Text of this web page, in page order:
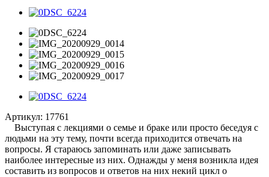
Артикул: 17761
Выступая с лекциями о семье и браке или просто беседуя с
людьми на эту тему, почти всегда приходится отвечать на
вопросы. Я стараюсь запоминать или даже записывать
наиболее интересные из них. Однажды у меня возникла идея
составить из вопросов и ответов на них некий цикл о